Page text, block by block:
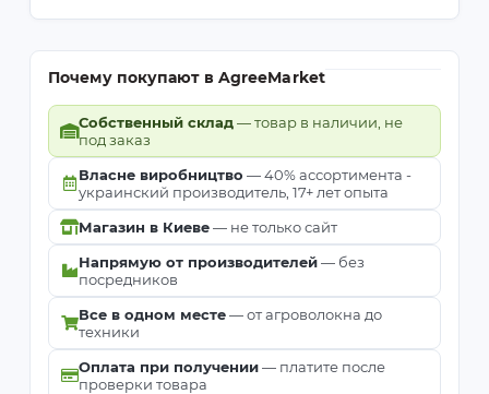
Почему покупают в AgreeMarket
Собственный склад— товар в наличии, не
под заказ
Власне виробництво — 40% ассортимента -
украинский производитель, 17+ лет опыта
Магазин в Киеве— не только сайт
Напрямую от производителей— без
посредников
Все в одном месте— от агроволокна до
техники
Оплата при получении— платите после
проверки товара